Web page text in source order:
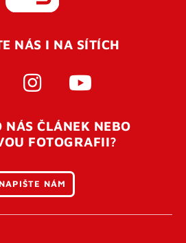
NÁS I NA SÍTÍCH
NÁS ČLÁNEK NEBO
FOTOGRAFII?
NAPIŠTE NÁM